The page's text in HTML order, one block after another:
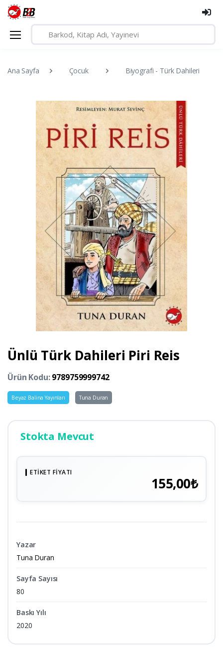
Ana Sayfa Çocuk Biyografi - Türk Dahileri
Ünlü Türk Dahileri Piri Reis
Ürün Kodu:9789759999742
Beyaz Balina Yayınları Tuna Duran
Stokta Mevcut
ETIKET FIYATI
155,00₺
Yazar
Tuna Duran
Sayfa Sayısı
80
Baskı Yılı
2020